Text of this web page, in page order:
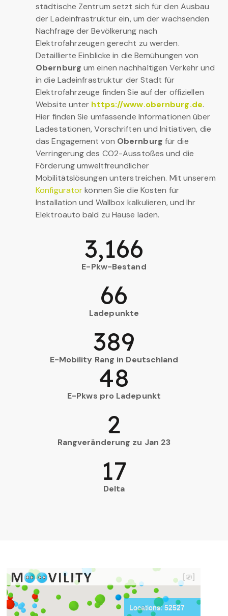
städtische Zentrum setzt sich für den Ausbau
der Ladeinfrastruktur ein, um der wachsenden
Nachfrage der Bevölkerung nach
Elektrofahrzeugen gerecht zu werden.
Detaillierte Einblicke in die Bemühungen von
Obernburg um einen nachhaltigen Verkehr und
in die Ladeinfrastruktur der Stadt für
Elektrofahrzeuge finden Sie auf der offiziellen
Website unter https://www.obernburg.de.
Hier finden Sie umfassende Informationen über
Ladestationen, Vorschriften und Initiativen, die
das Engagement von Obernburg für die
Verringerung des CO2-Ausstoßes und die
Förderung umweltfreundlicher
Mobilitätslösungen unterstreichen. Mit unserem
Konfiguratorkönnen Sie die Kosten für
Installation und Wallbox kalkulieren, und Ihr
Elektroauto bald zu Hause laden.
E-Pkw-Bestand
3,166
Ladepunkte
66
E-Mobility Rang in Deutschland
389
E-Pkws pro Ladepunkt
48
Rangveränderung zu Jan 23
2
Delta
17